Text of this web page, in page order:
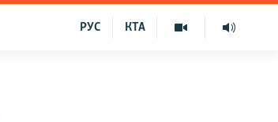
КТА
РУС